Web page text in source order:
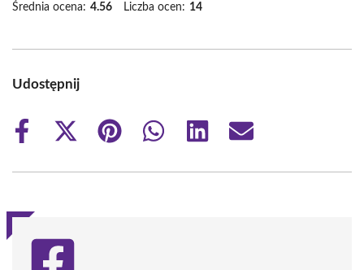
Średnia ocena: 4.56 Liczba ocen: 14
Udostępnij
Share
Share
(Twitter)
Share
Share
Share
Share